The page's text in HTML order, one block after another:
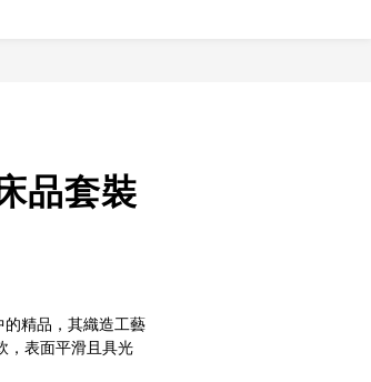
品套裝
精品，其織造工藝
，表面平滑且具光